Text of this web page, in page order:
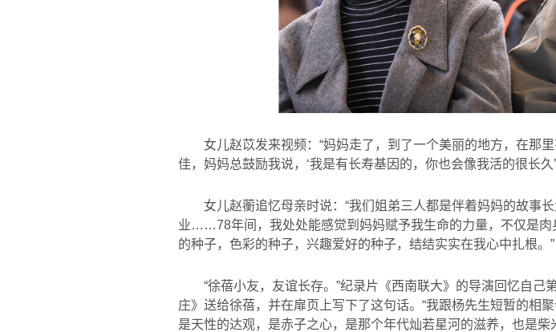
女儿赵苡发来视频：“妈妈走了，到了一个美丽的地方，在那
佳，妈妈总鼓励我说，‘我是有长寿基因的，你也会像我活的很长
女儿赵蘅追忆母亲时说：“我们姐弟三人都是伴着妈妈的故事
业……78年间，我处处能感觉到妈妈赋予我生命的力量，不仅是
的种子，色彩的种子，兴趣爱好的种子，结结实实在我心中扎根。 ”
“徐蓓小友，友谊长存。”纪录片《西南联大》的导演回忆自
庄》送给徐蓓，并在扉页上写下了这句话。“我跟杨先生短暂的相
是天性的达观，是赤子之心，是那个年代灿若星河的滋养，也是